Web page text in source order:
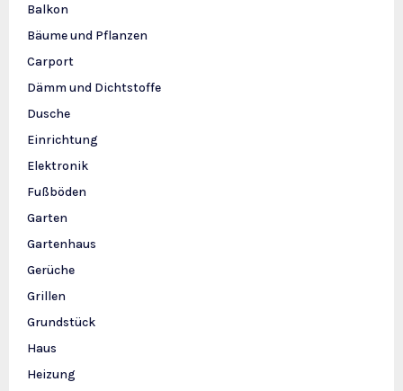
Balkon
Bäume und Pflanzen
Carport
Dämm und Dichtstoffe
Dusche
Einrichtung
Elektronik
Fußböden
Garten
Gartenhaus
Gerüche
Grillen
Grundstück
Haus
Heizung